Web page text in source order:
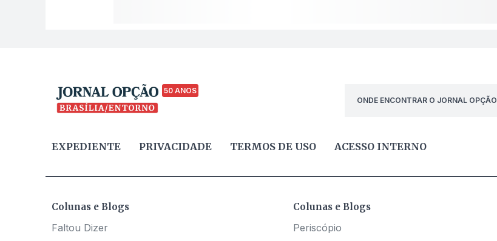
50 ANOS
ONDE ENCONTRAR O JORNAL OPÇÃO
EXPEDIENTE PRIVACIDADE TERMOS DE USO ACESSO INTERNO
Colunas e Blogs
Faltou Dizer
Colunas e Blogs
Periscópio